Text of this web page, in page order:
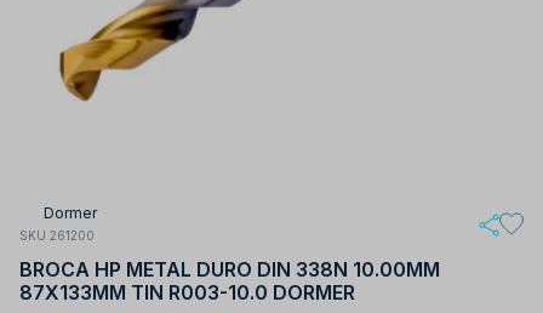
Dormer
SKU 261200
BROCA HP METAL DURO DIN 338N 10.00MM
87X133MM TIN R003-10.0 DORMER